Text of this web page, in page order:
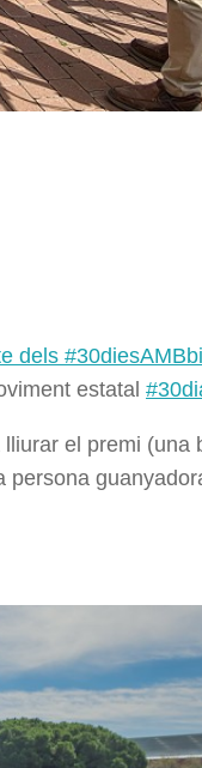
dels
estatal
el premi (una
persona